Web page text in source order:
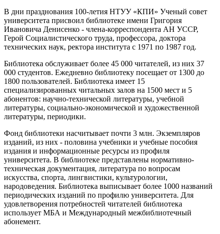
В дни празднования 100-летия НТУУ «КПИ» Ученый совет
университета присвоил библиотеке имени Григория
Ивановича Денисенко - члена-корреспондента АН УССР,
Герой Социалистического труда, профессора, доктора
технических наук, ректора института с 1971 по 1987 год.
Библиотека обслуживает более 45 000 читателей, из них 37
000 студентов. Ежедневно библиотеку посещает от 1300 до
1800 пользователей. Библиотека имеет 15
специализированных читальных залов на 1500 мест и 5
абонентов: научно-технической литературы, учебной
литературы, социально-экономической и художественной
литературы, периодики.
Фонд библиотеки насчитывает почти 3 млн. Экземпляров
изданий, из них - половина учебники и учебные пособия
издания и информационные ресурсы из профиля
университета. В библиотеке представлены нормативно-
техническая документация, литература по вопросам
искусства, спорта, лингвистики, культурологии,
народоведения. Библиотека выписывает более 1000 названий
периодических изданий по профилю университета. Для
удовлетворения потребностей читателей библиотека
использует МБА и Международный межбиблиотечный
абонемент.